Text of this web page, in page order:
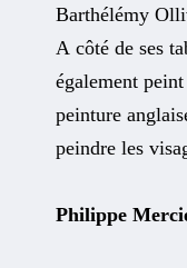
Barthélémy
A côté de ses
également
peinture
peindre les
Philippe